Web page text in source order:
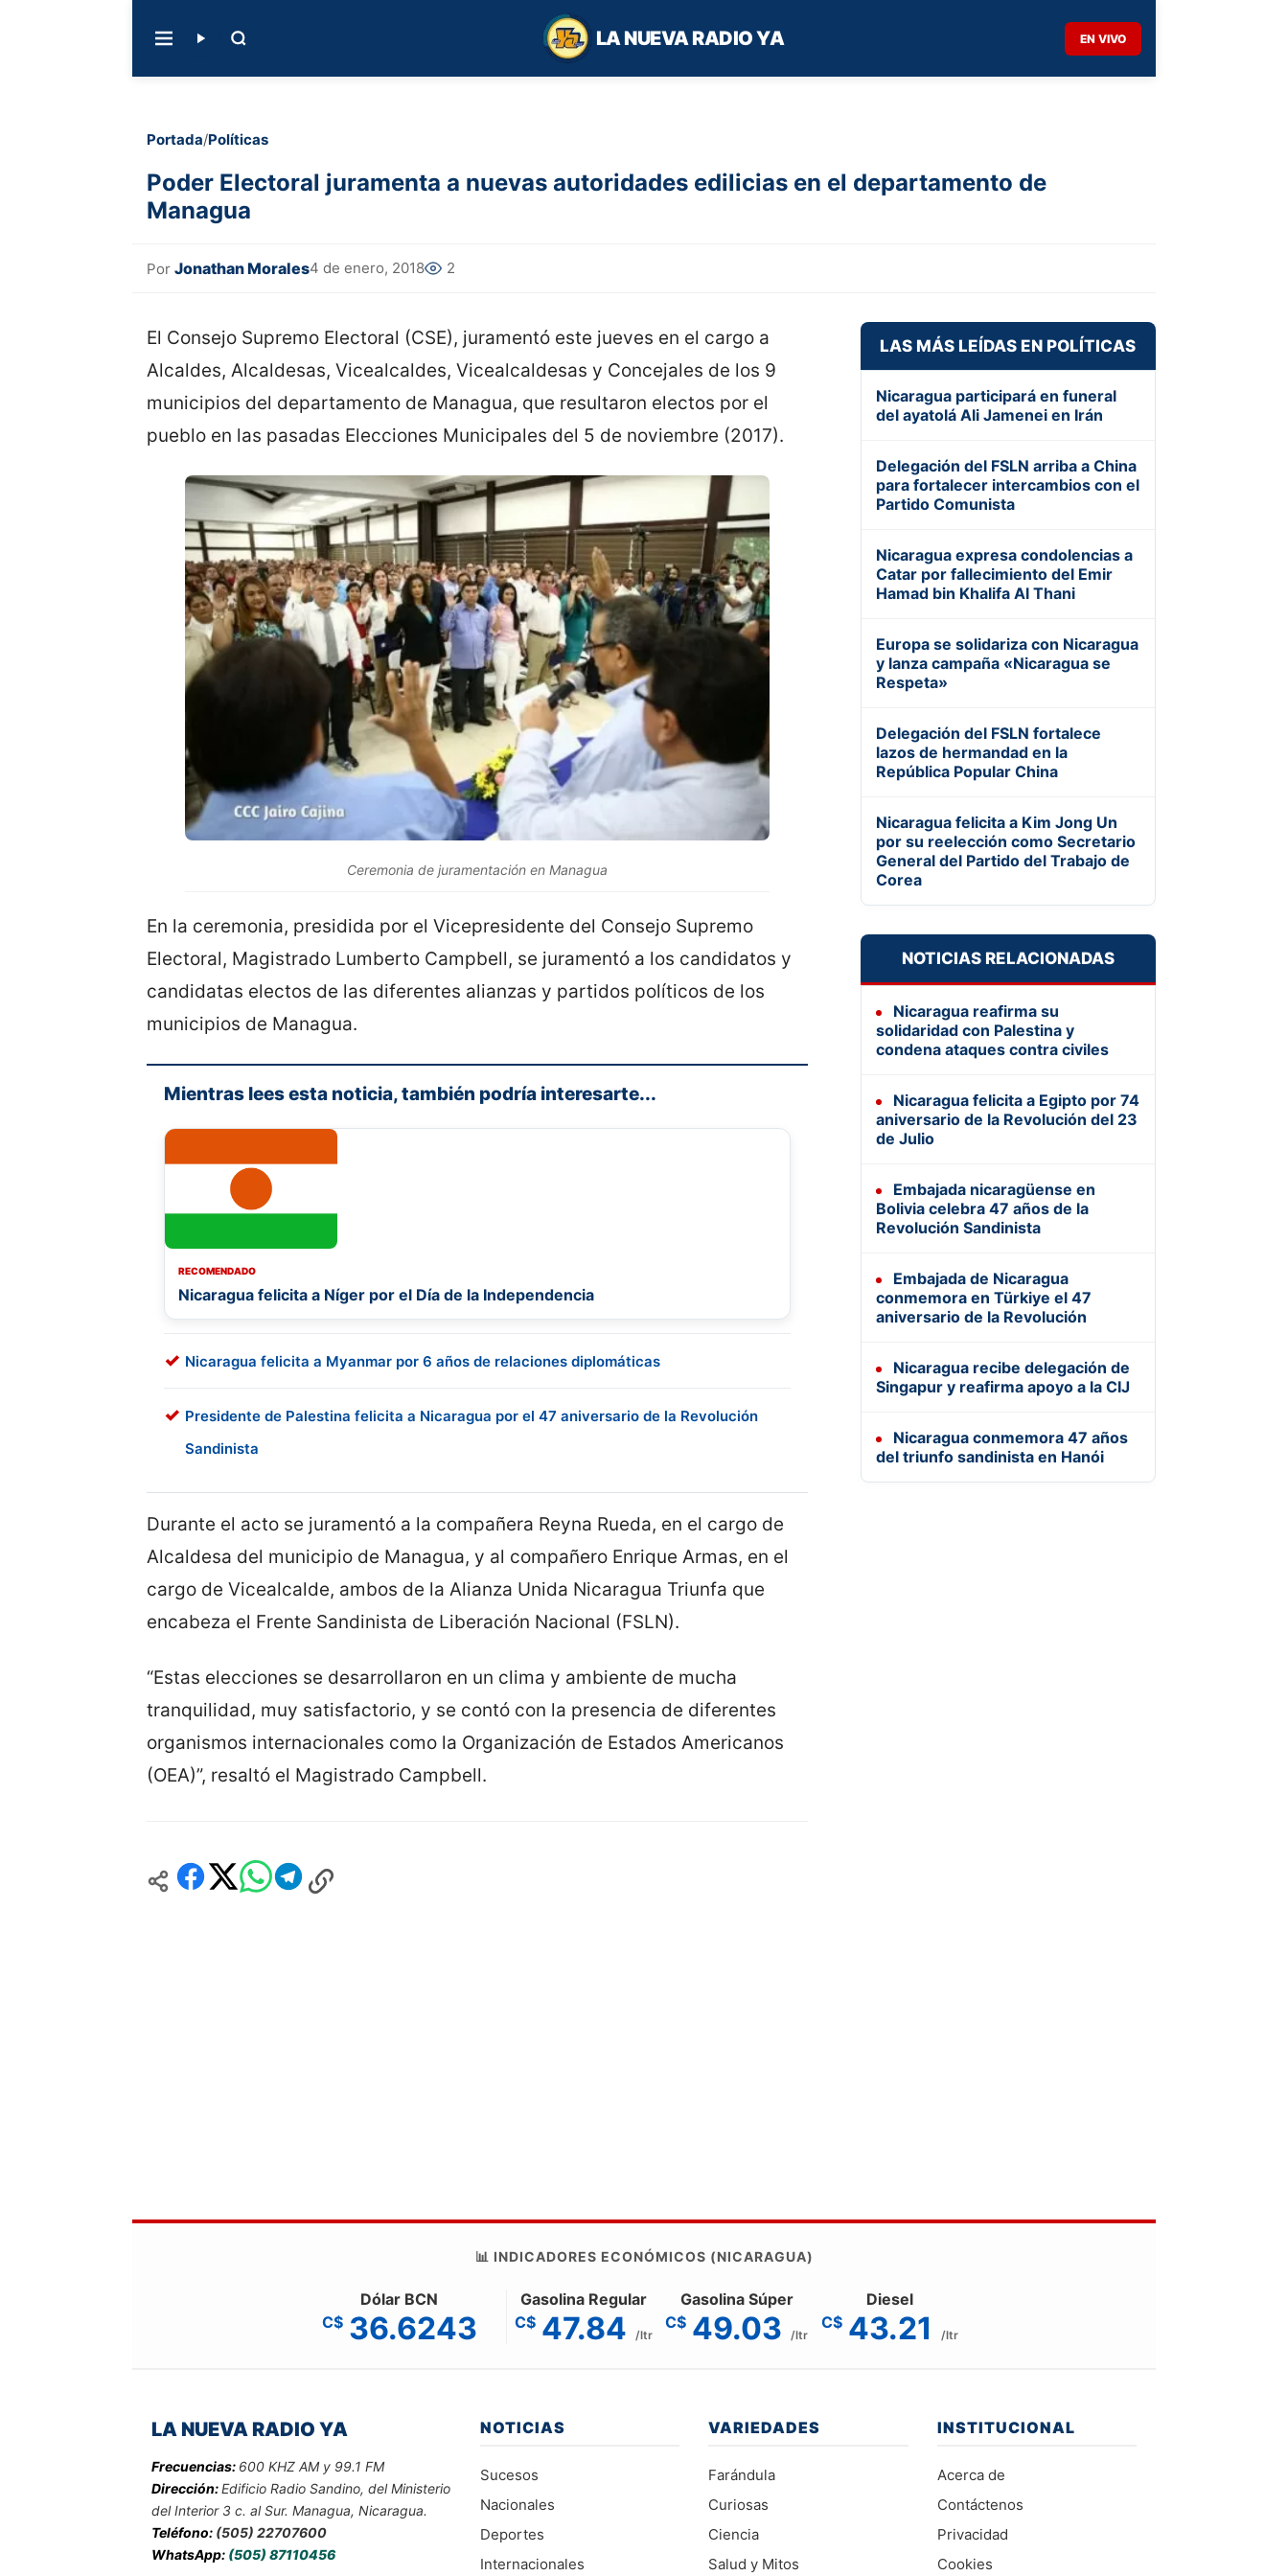
LA NUEVA RADIO YA EN VIVO
Portada/Políticas
Poder Electoral juramenta a nuevas autoridades edilicias en el departamento de
Managua
Por Jonathan Morales4 de enero, 2018 2
El Consejo Supremo Electoral (CSE), juramentó este jueves en el cargo a
Alcaldes, Alcaldesas, Vicealcaldes, Vicealcaldesas y Concejales de los 9
municipios del departamento de Managua, que resultaron electos por el
pueblo en las pasadas Elecciones Municipales del 5 de noviembre (2017).
Ceremonia de juramentación en Managua
En la ceremonia, presidida por el Vicepresidente del Consejo Supremo
Electoral, Magistrado Lumberto Campbell, se juramentó a los candidatos y
candidatas electos de las diferentes alianzas y partidos políticos de los
municipios de Managua.
Mientras lees esta noticia, también podría interesarte...
RECOMENDADO
Nicaragua felicita a Níger por el Día de la Independencia
Nicaragua felicita a Myanmar por 6 años de relaciones diplomáticas
Presidente de Palestina felicita a Nicaragua por el 47 aniversario de la Revolución
Sandinista
Durante el acto se juramentó a la compañera Reyna Rueda, en el cargo de
Alcaldesa del municipio de Managua, y al compañero Enrique Armas, en el
cargo de Vicealcalde, ambos de la Alianza Unida Nicaragua Triunfa que
encabeza el Frente Sandinista de Liberación Nacional (FSLN).
“Estas elecciones se desarrollaron en un clima y ambiente de mucha
tranquilidad, muy satisfactorio, y se contó con la presencia de diferentes
organismos internacionales como la Organización de Estados Americanos
(OEA)”, resaltó el Magistrado Campbell.
LAS MÁS LEÍDAS EN POLÍTICAS
Nicaragua participará en funeral
del ayatolá Ali Jamenei en Irán
Delegación del FSLN arriba a China
para fortalecer intercambios con el
Partido Comunista
Nicaragua expresa condolencias a
Catar por fallecimiento del Emir
Hamad bin Khalifa Al Thani
Europa se solidariza con Nicaragua
y lanza campaña «Nicaragua se
Respeta»
Delegación del FSLN fortalece
lazos de hermandad en la
República Popular China
Nicaragua felicita a Kim Jong Un
por su reelección como Secretario
General del Partido del Trabajo de
Corea
NOTICIAS RELACIONADAS
Nicaragua reafirma su
solidaridad con Palestina y
condena ataques contra civiles
Nicaragua felicita a Egipto por 74
aniversario de la Revolución del 23
de Julio
Embajada nicaragüense en
Bolivia celebra 47 años de la
Revolución Sandinista
Embajada de Nicaragua
conmemora en Türkiye el 47
aniversario de la Revolución
Nicaragua recibe delegación de
Singapur y reafirma apoyo a la CIJ
Nicaragua conmemora 47 años
del triunfo sandinista en Hanói
📊 INDICADORES ECONÓMICOS (NICARAGUA)
Dólar BCN
C$ 36.6243
Gasolina Regular
C$ 47.84 /ltr
Gasolina Súper
C$ 49.03 /ltr
Diesel
C$ 43.21 /ltr
LA NUEVA RADIO YA
Frecuencias: 600 KHZ AM y 99.1 FM
Dirección:Edificio Radio Sandino, del Ministerio
del Interior 3 c. al Sur. Managua, Nicaragua.
Teléfono: (505) 22707600
WhatsApp: (505) 87110456
NOTICIAS
Sucesos
Nacionales
Deportes
Internacionales
VARIEDADES
Farándula
Curiosas
Ciencia
Salud y Mitos
INSTITUCIONAL
Acerca de
Contáctenos
Privacidad
Cookies